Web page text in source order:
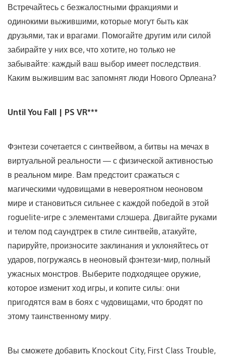
Встречайтесь с безжалостными фракциями и
одинокими выжившими, которые могут быть как
друзьями, так и врагами. Помогайте другим или силой
забирайте у них все, что хотите, но только не
забывайте: каждый ваш выбор имеет последствия.
Каким выжившим вас запомнят люди Нового Орлеана?
Until You Fall | PS VR***
Фэнтези сочетается с синтвейвом, а битвы на мечах в
виртуальной реальности — с физической активностью
в реальном мире. Вам предстоит сражаться с
магическими чудовищами в невероятном неоновом
мире и становиться сильнее с каждой победой в этой
roguelite-игре с элементами слэшера. Двигайте руками
и телом под саундтрек в стиле синтвейв, атакуйте,
парируйте, произносите заклинания и уклоняйтесь от
ударов, погружаясь в неоновый фэнтези-мир, полный
ужасных монстров. Выберите подходящее оружие,
которое изменит ход игры, и копите силы: они
пригодятся вам в боях с чудовищами, что бродят по
этому таинственному миру.
Вы сможете добавить Knockout City, First Class Trouble,